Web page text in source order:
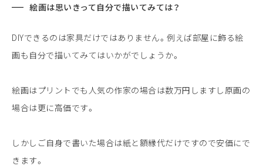
絵画は思いきって自分で描いてみては？
DIYできるのは家具だけではありません。例えば部屋に飾る絵
画も自分で描いてみてはいかがでしょうか。
絵画はプリントでも人気の作家の場合は数万円しますし原画の
場合は更に高価です。
しかしご自身で書いた場合は紙と額縁代だけですので安価にで
きます。